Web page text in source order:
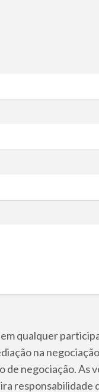
qualquer
na
negociação. As
responsabilidade